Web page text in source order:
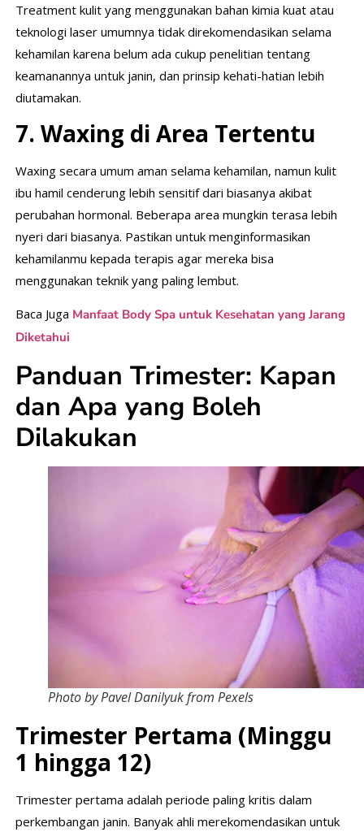
Treatment kulit yang menggunakan bahan kimia kuat atau
teknologi laser umumnya tidak direkomendasikan selama
kehamilan karena belum ada cukup penelitian tentang
keamanannya untuk janin, dan prinsip kehati-hatian lebih
diutamakan.
7. Waxing di Area Tertentu
Waxing secara umum aman selama kehamilan, namun kulit
ibu hamil cenderung lebih sensitif dari biasanya akibat
perubahan hormonal. Beberapa area mungkin terasa lebih
nyeri dari biasanya. Pastikan untuk menginformasikan
kehamilanmu kepada terapis agar mereka bisa
menggunakan teknik yang paling lembut.
Baca Juga Manfaat Body Spa untuk Kesehatan yang Jarang
Diketahui
Panduan Trimester: Kapan
dan Apa yang Boleh
Dilakukan
Photo by Pavel Danilyuk from Pexels
Trimester Pertama (Minggu
1 hingga 12)
Trimester pertama adalah periode paling kritis dalam
perkembangan janin. Banyak ahli merekomendasikan untuk